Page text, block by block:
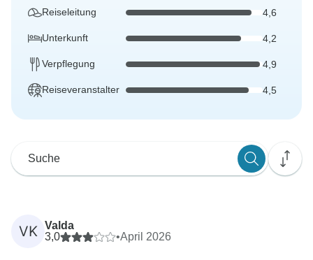
Reiseleitung 4,6
Unterkunft 4,2
Verpflegung 4,9
Reiseveranstalter 4,5
VK
Valda
3,0
•April 2026